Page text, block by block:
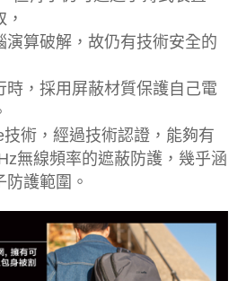
演算破解，故仍有技術安全的
時，採用屏蔽材質保護自己電
術，經過技術認證，能夠有
無線頻率的遮蔽防護，幾乎涵
護範圍。